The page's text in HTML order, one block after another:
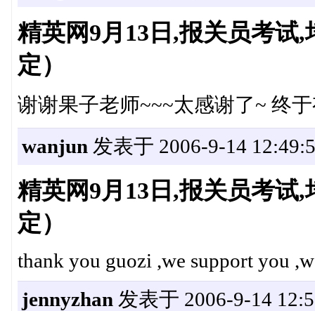
精英网9月13日,报关员考试
定）
谢谢果子老师~~~太感谢了~ 终
wanjun 发表于 2006-9-14
精英网9月13日,报关员考试
定）
thank you guozi ,we support you
jennyzhan 发表于 2006-9-14